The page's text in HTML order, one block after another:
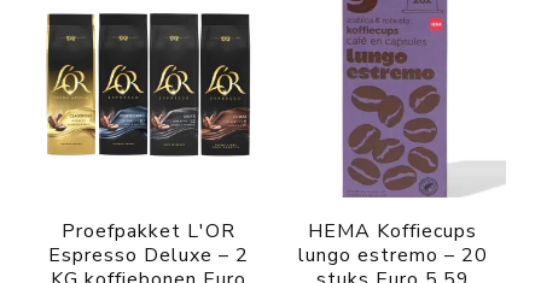
Proefpakket L'OR
Espresso Deluxe – 2
HEMA Koffiecups
lungo estremo – 20